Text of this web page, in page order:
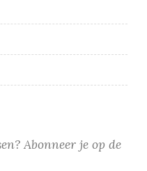
Abonneer je op de